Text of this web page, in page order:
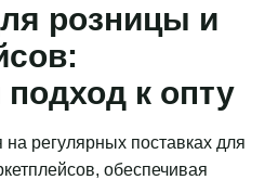
розницы и
к опту
регулярных поставках для
обеспечивая